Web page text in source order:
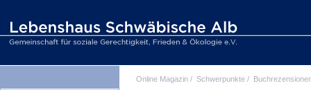
Online Magazin / Schwerpunkte /